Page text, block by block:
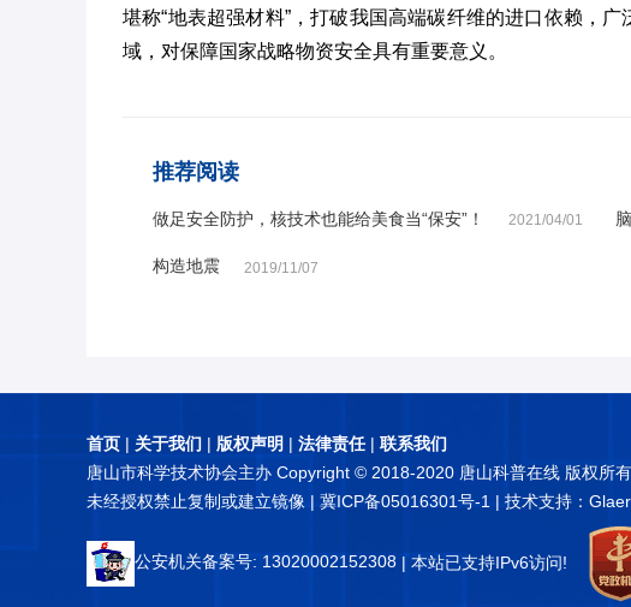
堪称“地表超强材料”，打破我国高端碳纤维的进口依赖，
域，对保障国家战略物资安全具有重要意义。
推荐阅读
做足安全防护，核技术也能给美食当“保安”！ 2021/04/01
构造地震 2019/11/07
首页 | 关于我们 | 版权声明 | 法律责任| 联系我们
唐山市科学技术协会主办 Copyright © 2018-2020 唐山科普在线 版权所有
未经授权禁止复制或建立镜像 | 冀ICP备05016301号-1 | 技术支持：Glaer
公安机关备案号: 13020002152308 | 本站已支持IPv6访问!